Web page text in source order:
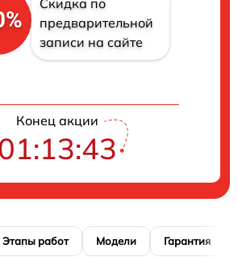
Скидка по
предварительной
записи на сайте
Конец акции
Этапы работ Модели Гарантия